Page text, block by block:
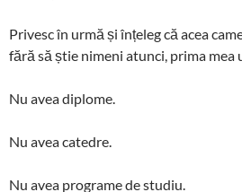
Privesc în urmă și înțeleg că acea
fără să știe nimeni atunci, prima mea
Nu avea diplome.
Nu avea catedre.
Nu avea programe de studiu.